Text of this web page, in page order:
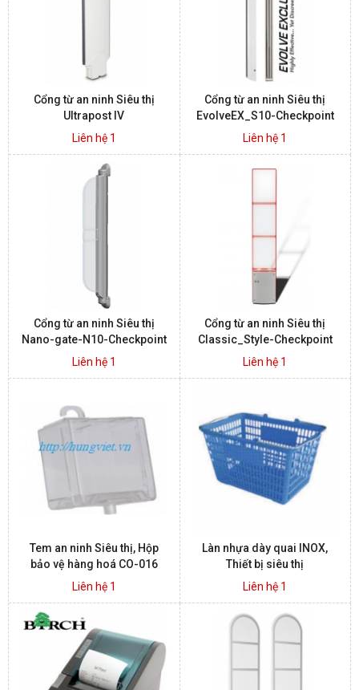
Cổng từ an ninh Siêu thị
Ultrapost IV
Liên hệ 1
Cổng từ an ninh Siêu thị
EvolveEX_S10-Checkpoint
Liên hệ 1
Cổng từ an ninh Siêu thị
Nano-gate-N10-Checkpoint
Liên hệ 1
Cổng từ an ninh Siêu thị
Classic_Style-Checkpoint
Liên hệ 1
Tem an ninh Siêu thị, Hộp
bảo vệ hàng hoá CO-016
Liên hệ 1
Làn nhựa dày quai INOX,
Thiết bị siêu thị
Liên hệ 1